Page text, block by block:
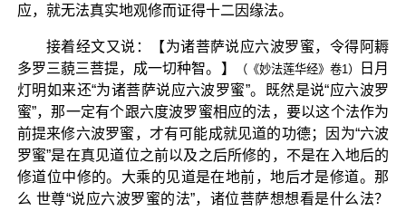
应，就无法真实地观修而证得十二因缘法。
接着经文又说：【为诸菩萨说应六波罗蜜，令得阿耨
多罗三藐三菩提，成一切种智。】
（《妙法莲华经》卷1）
日月
灯明如来还“为诸菩萨说应六波罗蜜”。既然是说“应六波罗
蜜”，那一定有个跟六度波罗蜜相应的法，要以这个法作为
前提来修六波罗蜜，才有可能成就见道的功德；因为“六波
罗蜜”是在真见道位之前以及之后所修的，不是在入地后的
修道位中修的。大乘的见道是在地前，地后才是修道。那
么 世尊“说应六波罗蜜的法”，诸位菩萨想想看是什么法？